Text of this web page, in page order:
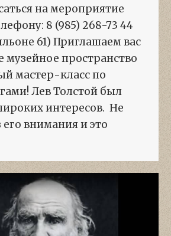
на мероприятие
8 (985) 268-73 44
61) Приглашаем вас
музейное пространство
мастер-класс по
Лев Толстой был
интересов. Не
его внимания и это